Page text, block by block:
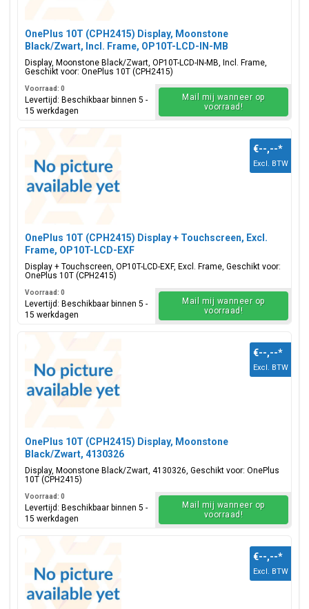
OnePlus 10T (CPH2415) Display, Moonstone
Black/Zwart, Incl. Frame, OP10T-LCD-IN-MB
Display, Moonstone Black/Zwart, OP10T-LCD-IN-MB, Incl. Frame,
Geschikt voor: OnePlus 10T (CPH2415)
Voorraad: 0
Levertijd: Beschikbaar binnen 5 -
15 werkdagen
Mail mij wanneer op
voorraad!
OnePlus 10T (CPH2415) Display + Touchscreen, Excl.
Frame, OP10T-LCD-EXF
Display + Touchscreen, OP10T-LCD-EXF, Excl. Frame, Geschikt voor:
OnePlus 10T (CPH2415)
€--,--*
Excl. BTW
Voorraad: 0
Levertijd: Beschikbaar binnen 5 -
15 werkdagen
Mail mij wanneer op
voorraad!
OnePlus 10T (CPH2415) Display, Moonstone
Black/Zwart, 4130326
Display, Moonstone Black/Zwart, 4130326, Geschikt voor: OnePlus
10T (CPH2415)
€--,--*
Excl. BTW
Voorraad: 0
Levertijd: Beschikbaar binnen 5 -
15 werkdagen
Mail mij wanneer op
voorraad!
€--,--*
Excl. BTW